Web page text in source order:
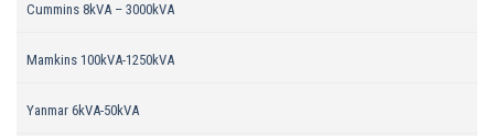
Cummins 8kVA – 3000kVA
Mamkins 100kVA-1250kVA
Yanmar 6kVA-50kVA